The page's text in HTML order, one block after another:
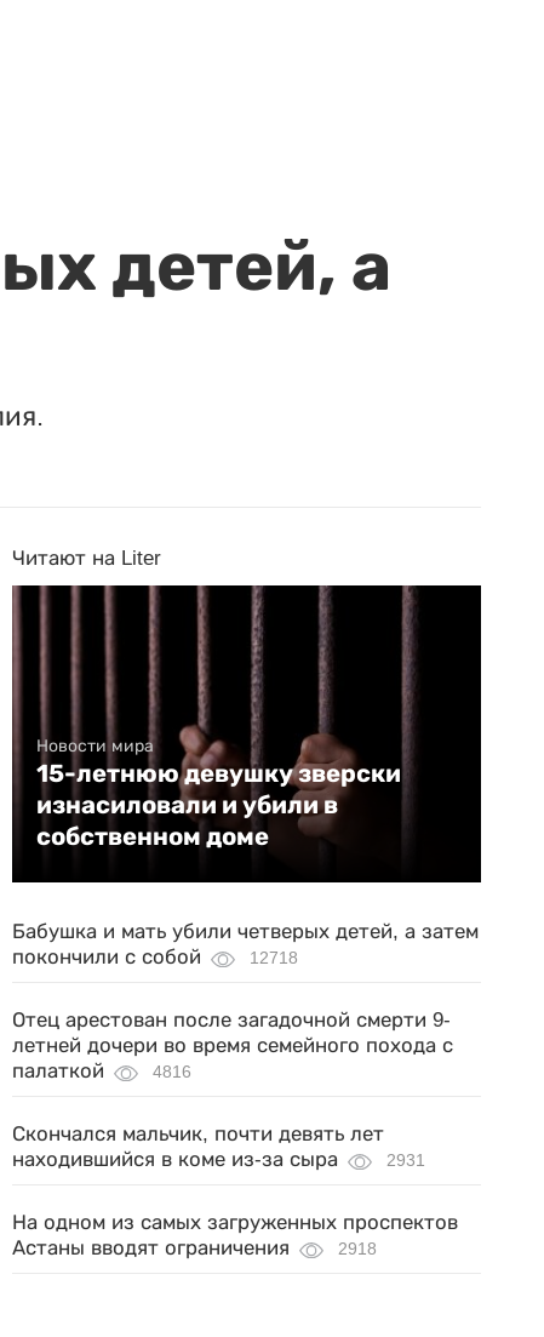
детей, а
Читают на Liter
Новости мира
15-летнюю девушку зверски
изнасиловали и убили в
собственном доме
Бабушка и мать убили четверых детей, а затем
покончили с собой
12718
Отец арестован после загадочной смерти 9-
летней дочери во время семейного похода с
палаткой
4816
Скончался мальчик, почти девять лет
находившийся в коме из-за сыра
2931
На одном из самых загруженных проспектов
Астаны вводят ограничения
2918